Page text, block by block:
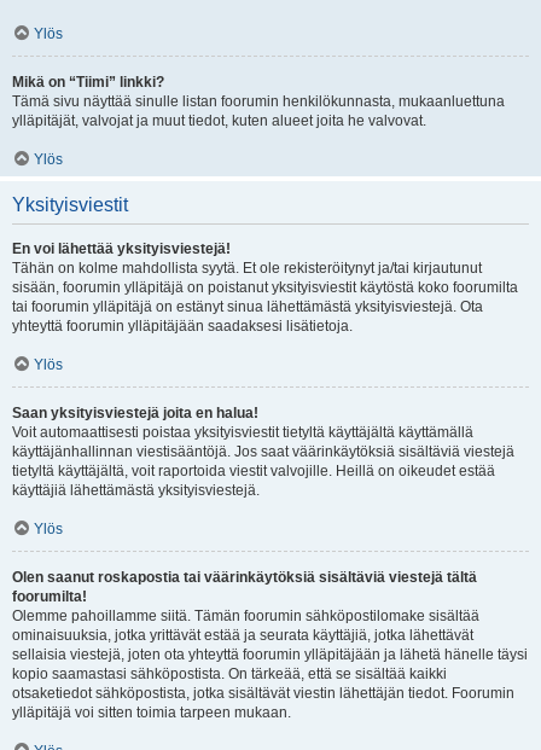
Ylös
Mikä on “Tiimi” linkki?
Tämä sivu näyttää sinulle listan foorumin henkilökunnasta, mukaanluettuna
ylläpitäjät, valvojat ja muut tiedot, kuten alueet joita he valvovat.
Ylös
Yksityisviestit
En voi lähettää yksityisviestejä!
Tähän on kolme mahdollista syytä. Et ole rekisteröitynyt ja/tai kirjautunut
sisään, foorumin ylläpitäjä on poistanut yksityisviestit käytöstä koko foorumilta
tai foorumin ylläpitäjä on estänyt sinua lähettämästä yksityisviestejä. Ota
yhteyttä foorumin ylläpitäjään saadaksesi lisätietoja.
Ylös
Saan yksityisviestejä joita en halua!
Voit automaattisesti poistaa yksityisviestit tietyltä käyttäjältä käyttämällä
käyttäjänhallinnan viestisääntöjä. Jos saat väärinkäytöksiä sisältäviä viestejä
tietyltä käyttäjältä, voit raportoida viestit valvojille. Heillä on oikeudet estää
käyttäjiä lähettämästä yksityisviestejä.
Ylös
Olen saanut roskapostia tai väärinkäytöksiä sisältäviä viestejä tältä
foorumilta!
Olemme pahoillamme siitä. Tämän foorumin sähköpostilomake sisältää
ominaisuuksia, jotka yrittävät estää ja seurata käyttäjiä, jotka lähettävät
sellaisia viestejä, joten ota yhteyttä foorumin ylläpitäjään ja lähetä hänelle täysi
kopio saamastasi sähköpostista. On tärkeää, että se sisältää kaikki
otsaketiedot sähköpostista, jotka sisältävät viestin lähettäjän tiedot. Foorumin
ylläpitäjä voi sitten toimia tarpeen mukaan.